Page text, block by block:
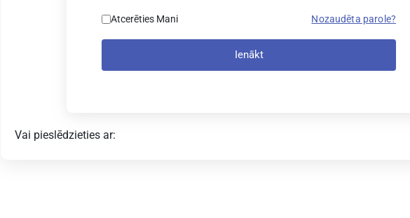
Atcerēties Mani Nozaudēta parole?
Ienākt
Vai pieslēdzieties ar: